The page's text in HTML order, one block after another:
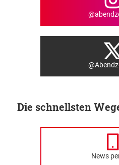
Die schnellsten
News